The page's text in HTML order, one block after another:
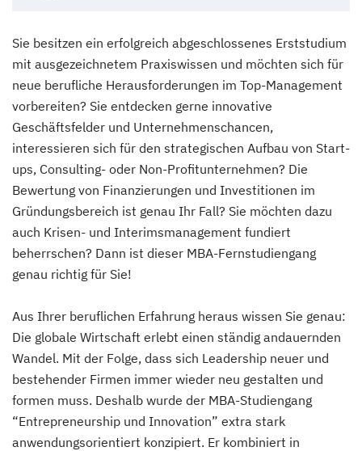
Sie besitzen ein erfolgreich abgeschlossenes Erststudium
mit ausgezeichnetem Praxiswissen und möchten sich für
neue berufliche Herausforderungen im Top-Management
vorbereiten? Sie entdecken gerne innovative
Geschäftsfelder und Unternehmenschancen,
interessieren sich für den strategischen Aufbau von Start-
ups, Consulting- oder Non-Profitunternehmen? Die
Bewertung von Finanzierungen und Investitionen im
Gründungsbereich ist genau Ihr Fall? Sie möchten dazu
auch Krisen- und Interimsmanagement fundiert
beherrschen? Dann ist dieser MBA-Fernstudiengang
genau richtig für Sie!
Aus Ihrer beruflichen Erfahrung heraus wissen Sie genau:
Die globale Wirtschaft erlebt einen ständig andauernden
Wandel. Mit der Folge, dass sich Leadership neuer und
bestehender Firmen immer wieder neu gestalten und
formen muss. Deshalb wurde der MBA-Studiengang
“Entrepreneurship und Innovation” extra stark
anwendungsorientiert konzipiert. Er kombiniert in